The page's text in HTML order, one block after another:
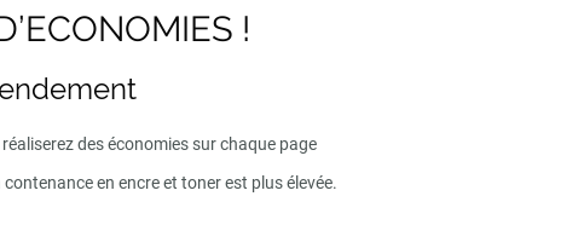
!
des économies sur chaque page
en encre et toner est plus élevée.